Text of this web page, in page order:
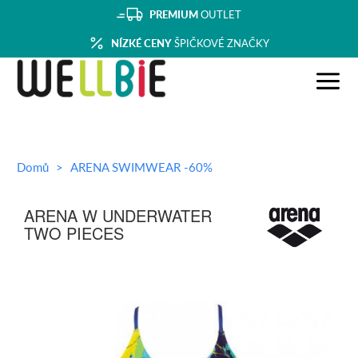
PREMIUMOUTLET
NÍZKÉ CENYŠPIČKOVÉ ZNAČKY
Domů ARENA SWIMWEAR -60%
ARENA W UNDERWATER
TWO PIECES